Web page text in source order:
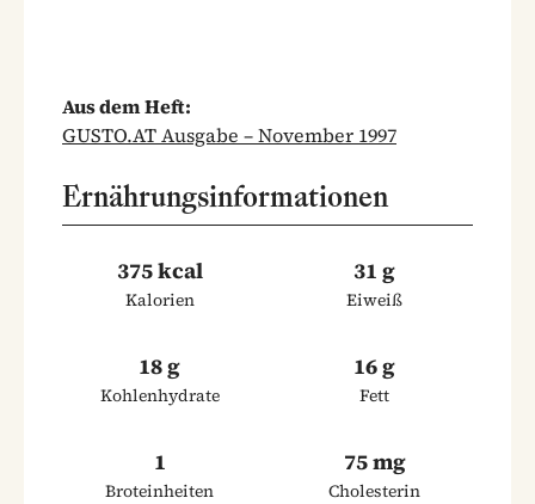
Aus dem Heft:
GUSTO.AT Ausgabe – November 1997
Ernährungsinformationen
375 kcal
Kalorien
31 g
Eiweiß
18 g
Kohlenhydrate
16 g
Fett
1
Broteinheiten
75 mg
Cholesterin